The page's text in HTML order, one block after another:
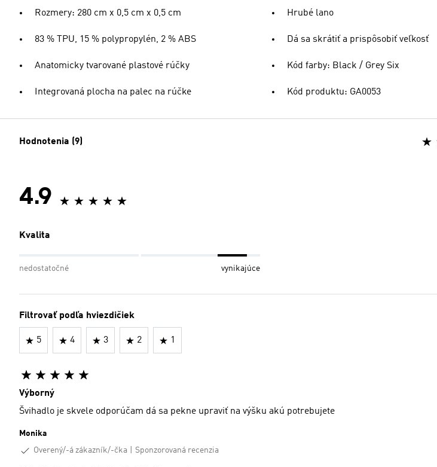
Rozmery: 280 cm x 0,5 cm x 0,5 cm
83 % TPU, 15 % polypropylén, 2 % ABS
Anatomicky tvarované plastové rúčky
Integrovaná plocha na palec na rúčke
Hrubé lano
Dá sa skrátiť a prispôsobiť veľkosť
Kód farby: Black / Grey Six
Kód produktu: GA0053
Hodnotenia (9)
4.9
Kvalita
nedostatočné vynikajúce
Filtrovať podľa hviezdičiek
5 4 3 2 1
Výborný
Švihadlo je skvele odporúčam dá sa pekne upraviť na výšku akú potrebujete
Monika
Overený/-á zákazník/-čka
Sponzorovaná recenzia